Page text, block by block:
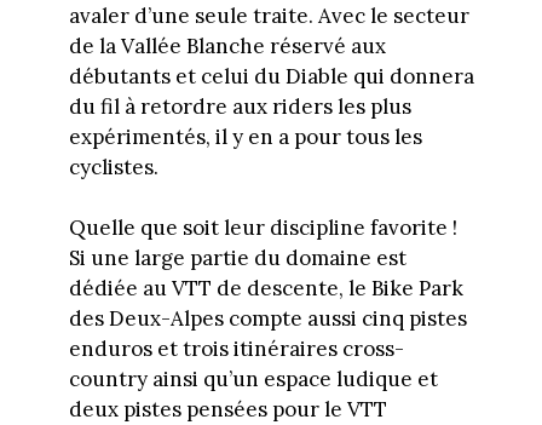
avaler d’une seule traite. Avec le secteur
de la Vallée Blanche réservé aux
débutants et celui du Diable qui donnera
du fil à retordre aux riders les plus
expérimentés, il y en a pour tous les
cyclistes.
Quelle que soit leur discipline favorite !
Si une large partie du domaine est
dédiée au VTT de descente, le Bike Park
des Deux-Alpes compte aussi cinq pistes
enduros et trois itinéraires cross-
country ainsi qu’un espace ludique et
deux pistes pensées pour le VTT